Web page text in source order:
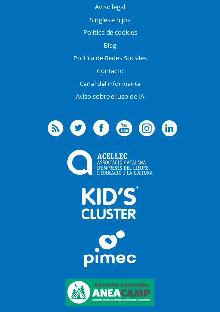
Aviso legal
Singles e hijos
Política de cookies
Blog
Política de Redes Sociales
Contacto
Canal del informante
Aviso sobre el uso de IA